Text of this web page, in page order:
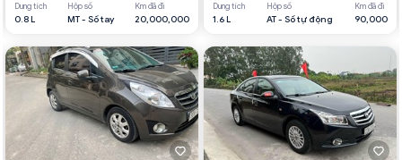
Dung tích
0.8 L
Hộp số
MT - Số tay
Km đã đi
20,000,000
Dung tích
1.6 L
Hộp số
AT - Số tự động
Km đã đi
90,000